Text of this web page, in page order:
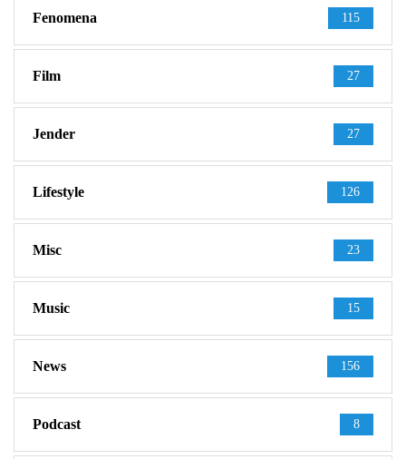
Fenomena 115
Film 27
Jender 27
Lifestyle 126
Misc 23
Music 15
News 156
Podcast 8